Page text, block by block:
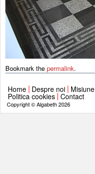
Bookmark the permalink.
Home Despre noi Misiune
Politica cookies Contact
Copyright © Algabeth 2026